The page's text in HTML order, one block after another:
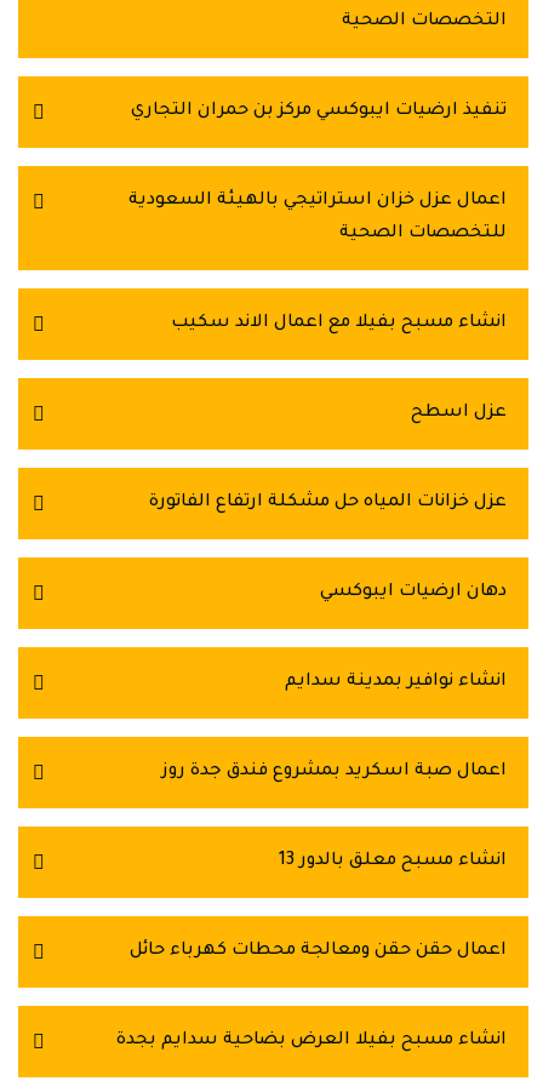
التخصصات الصحية
تنفيذ ارضيات ايبوكسي مركز بن حمران التجاري
اعمال عزل خزان استراتيجي بالهيئة السعودية
للتخصصات الصحية
انشاء مسبح بفيلا مع اعمال الاند سكيب
عزل اسطح
عزل خزانات المياه حل مشكلة ارتفاع الفاتورة
دهان ارضيات ايبوكسي
انشاء نوافير بمدينة سدايم
اعمال صبة اسكريد بمشروع فندق جدة روز
انشاء مسبح معلق بالدور 13
اعمال حقن حقن ومعالجة محطات كهرباء حائل
انشاء مسبح بفيلا العرض بضاحية سدايم بجدة